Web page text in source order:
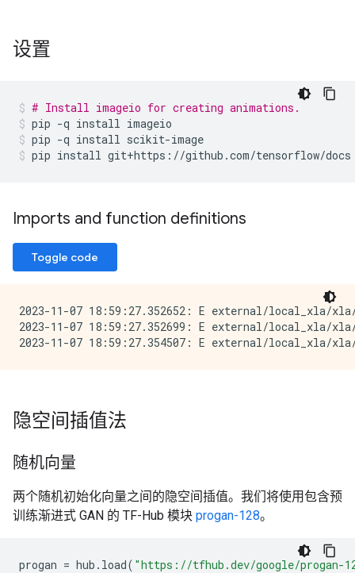
设置
# Install imageio for creating animations.
pip -q install imageio
pip -q install scikit-image
pip install git+https://github.com/tensorflow/docs
Imports and function definitions
Toggle code
2023-11-07 18:59:27.352652: E external/local_xla/
2023-11-07 18:59:27.352699: E external/local_xla/
隐空间插值法
随机向量
两个随机初始化向量之间的隐空间插值。我们将使用包含预
训练渐进式 GAN 的 TF-Hub 模块 progan-128。
progan = hub . load( "https://tfhub.dev/google/progan-